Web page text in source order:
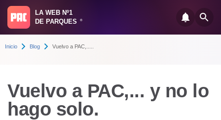
LA WEB Nº1
DE PARQUES
®
Inicio Blog Vuelvo a PAC,.....
Vuelvo a PAC,... y no lo
hago solo.